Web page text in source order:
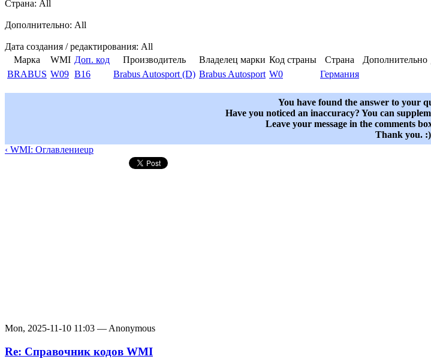
Страна: All
Дополнительно: All
Дата создания / редактирования: All
Марка
WMI Доп. код Производитель Владелец марки Код страны Страна Дополнительно
BRABUS W09 B16 Brabus Autosport (D) Brabus Autosport W0 Германия
You have found the answer to your
Have you noticed an inaccuracy? You can
Leave your message in the comments
Thank you. :)
‹ WMI: Оглавлениеup
Mon, 2025-11-10 11:03 — Anonymous
Re: Справочник кодов WMI